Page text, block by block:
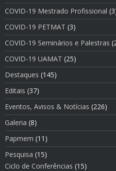
COVID-19 Mestrado Profissional
COVID-19 PETMAT (3)
COVID-19 Seminários e Palestras
COVID-19 UAMAT (25)
Destaques (145)
Editais (37)
Eventos, Avisos & Notí­cias (226)
Galeria (8)
Papmem (11)
Pesquisa (15)
Ciclo de Conferências (15)